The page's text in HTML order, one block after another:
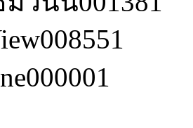
008551
000001